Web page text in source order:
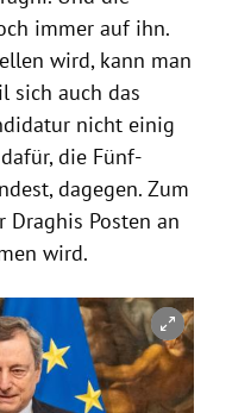
immer auf ihn.
wird, kann man
sich auch das
nicht einig
die Fünf-
dagegen. Zum
Draghis Posten an
wird.